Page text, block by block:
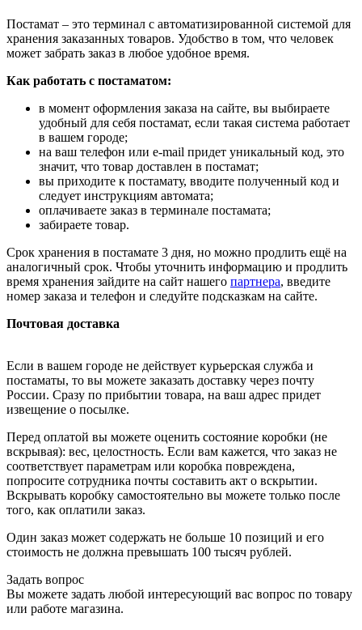
Постамат – это терминал с автоматизированной системой для
хранения заказанных товаров. Удобство в том, что человек
может забрать заказ в любое удобное время.
Как работать с постаматом:
в момент оформления заказа на сайте, вы выбираете
удобный для себя постамат, если такая система работает
в вашем городе;
на ваш телефон или e-mail придет уникальный код, это
значит, что товар доставлен в постамат;
вы приходите к постамату, вводите полученный код и
следует инструкциям автомата;
оплачиваете заказ в терминале постамата;
забираете товар.
Срок хранения в постамате 3 дня, но можно продлить ещё на
аналогичный срок. Чтобы уточнить информацию и продлить
время хранения зайдите на сайт нашего партнера, введите
номер заказа и телефон и следуйте подсказкам на сайте.
Почтовая доставка
Если в вашем городе не действует курьерская служба и
постаматы, то вы можете заказать доставку через почту
России. Сразу по прибытии товара, на ваш адрес придет
извещение о посылке.
Перед оплатой вы можете оценить состояние коробки (не
вскрывая): вес, целостность. Если вам кажется, что заказ не
соответствует параметрам или коробка повреждена,
попросите сотрудника почты составить акт о вскрытии.
Вскрывать коробку самостоятельно вы можете только после
того, как оплатили заказ.
Один заказ может содержать не больше 10 позиций и его
стоимость не должна превышать 100 тысяч рублей.
Задать вопрос
Вы можете задать любой интересующий вас вопрос по товару
или работе магазина.